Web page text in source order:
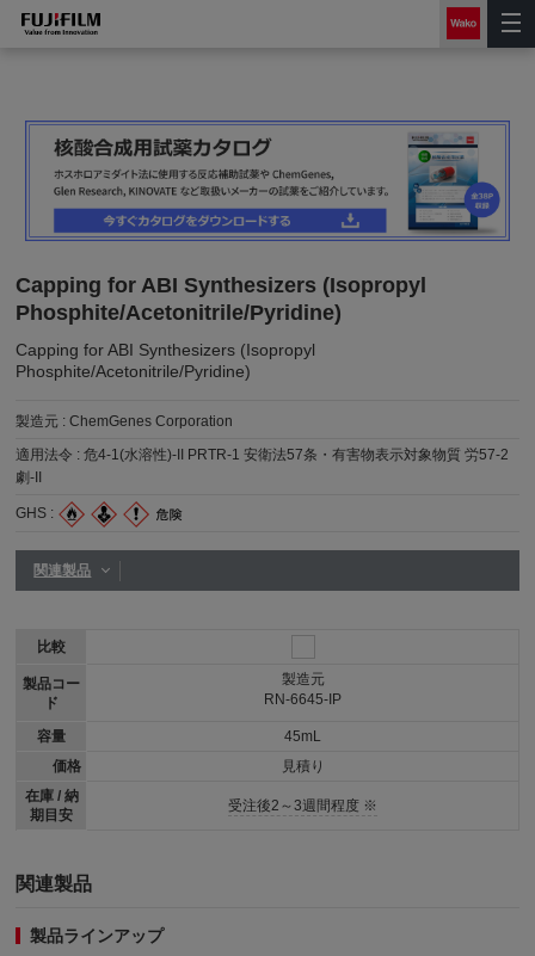
Capping for ABI Synthesizers (Isopropyl
Phosphite/Acetonitrile/Pyridine)
Capping for ABI Synthesizers (Isopropyl
Phosphite/Acetonitrile/Pyridine)
製造元 :ChemGenes Corporation
適用法令 :危4-1(水溶性)-II PRTR-1 安衛法57条・有害物表示対象物質 労57-2
劇-II
GHS :
関連製品
比較
製品コー
ド
容量
価格
在庫 / 納
期目安
製造元
RN-6645-IP
45mL
見積り
受注後2～3週間程度 ※
関連製品
製品ラインアップ